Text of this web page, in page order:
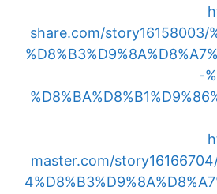
share.com/story16158003/
-
master.com/